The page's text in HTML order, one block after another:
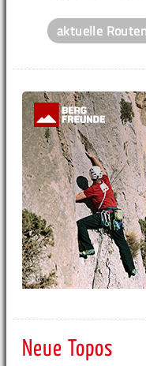
aktuelle Routen
Neue Topos